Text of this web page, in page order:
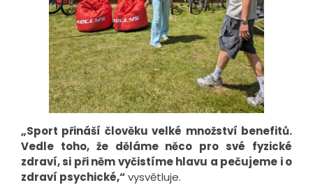
„Sport přináší člověku velké množství benefitů.
Vedle toho, že děláme něco pro své fyzické
zdraví, si při něm vyčistíme hlavu a pečujeme i o
zdraví psychické,“vysvětluje.